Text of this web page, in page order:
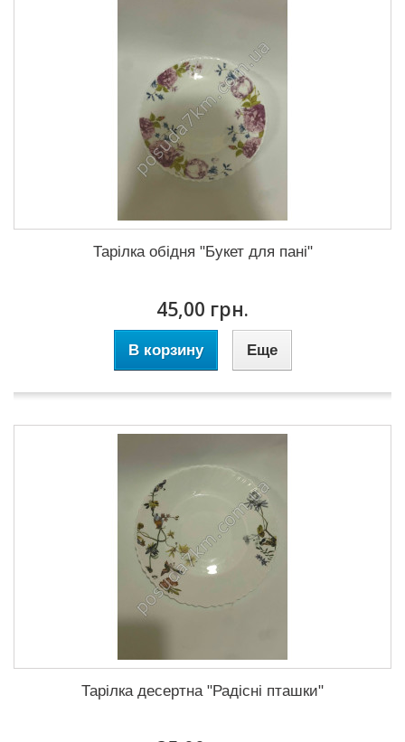
Тарілка обідня "Букет для пані"
45,00 грн.
В корзину Еще
Тарілка десертна "Радісні пташки"